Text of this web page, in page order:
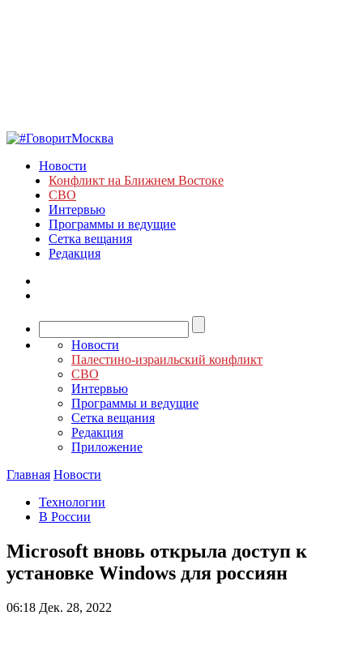
Новости
Конфликт на Ближнем Востоке
СВО
Интервью
Программы и ведущие
Сетка вещания
Редакция
Новости
Палестино-израильский конфликт
СВО
Интервью
Программы и ведущие
Сетка вещания
Редакция
Приложение
Главная Новости
Технологии
В России
Microsoft вновь открыла доступ к
установке Windows для россиян
06:18 Дек. 28, 2022